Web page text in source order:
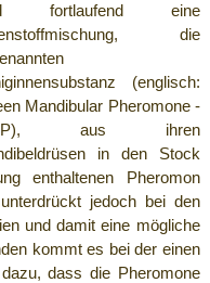
fortlaufend eine
die
(englisch:
Mandibular Pheromone -
aus ihren
in den Stock
enthaltenen Pheromon
jedoch bei den
und damit eine mögliche
kommt es bei der einen
dass die Pheromone